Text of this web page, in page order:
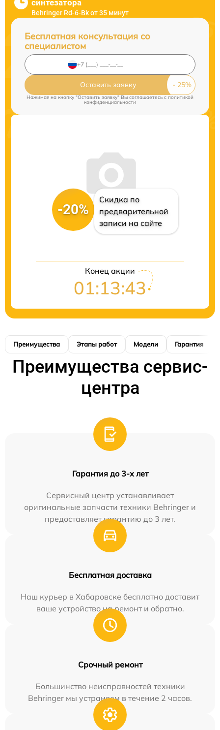
синтезатора
Behringer Rd-6-Bk от 35 минут
Бесплатная консультация со
специалистом
Оставить заявку
Нажимая на кнопку "Оставить заявку" Вы соглашаетесь cполитикой
конфиденциальности
-20%
Скидка по
предварительной
записи на сайте
Конец акции
01:13:42
Преимущества Этапы работ Модели Гарантия
Преимущества сервис-
центра
Гарантия до 3-х лет
Сервисный центр устанавливает
оригинальные запчасти техники Behringer и
предоставляет гарантию до 3 лет.
Бесплатная доставка
Наш курьер в Хабаровске бесплатно доставит
ваше устройство на ремонт и обратно.
Срочный ремонт
Большинство неисправностей техники
Behringer мы устраняем в течение 2 часов.